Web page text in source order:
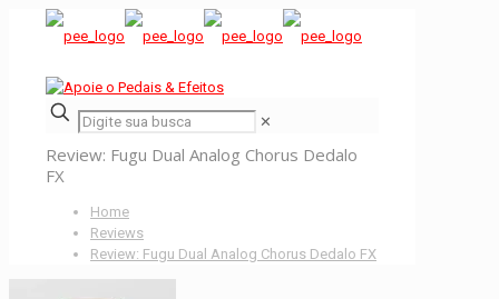
✕
Review: Fugu Dual Analog Chorus Dedalo
FX
Home
Reviews
Review: Fugu Dual Analog Chorus Dedalo FX